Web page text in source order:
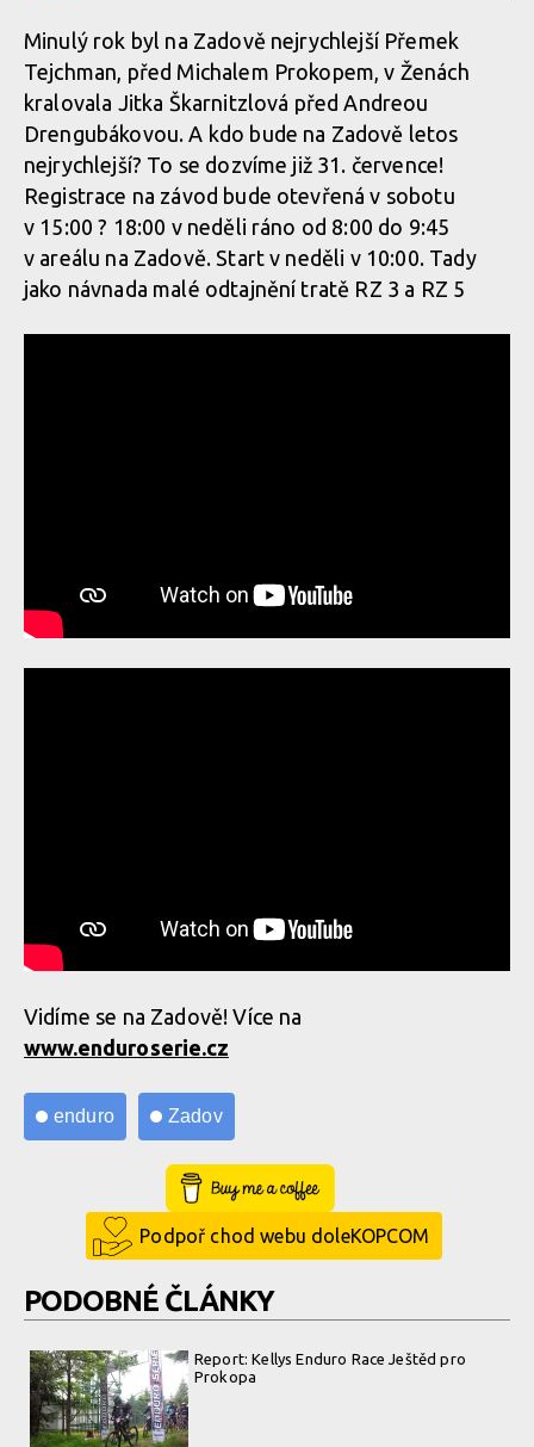
Minulý rok byl na Zadově nejrychlejší Přemek
Tejchman, před Michalem Prokopem, v Ženách
kralovala Jitka Škarnitzlová před Andreou
Drengubákovou. A kdo bude na Zadově letos
nejrychlejší? To se dozvíme již 31. července!
Registrace na závod bude otevřená v sobotu
v 15:00 ? 18:00 v neděli ráno od 8:00 do 9:45
v areálu na Zadově. Start v neděli v 10:00. Tady
jako návnada malé odtajnění tratě RZ 3 a RZ 5
Vidíme se na Zadově! Více na
www.enduroserie.cz
enduro Zadov
Buy Me a Coffee
Podpoř chod webu doleKOPCOM
PODOBNÉ ČLÁNKY
Report: Kellys Enduro Race Ještěd pro
Prokopa